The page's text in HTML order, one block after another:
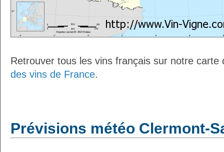
Retrouver tous les vins français sur notre
des vins de France.
Prévisions météo Clermont-